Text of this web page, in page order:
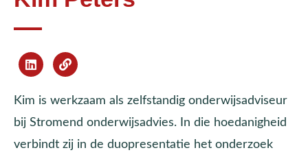
Kim is werkzaam als zelfstandig onderwijsadviseur
bij Stromend onderwijsadvies. In die hoedanigheid
verbindt zij in de duopresentatie het onderzoek